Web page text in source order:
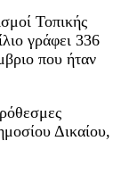
Τοπικής
γράφει 336
που ήταν
Δικαίου,